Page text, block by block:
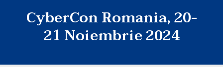
CyberCon Romania, 20-
21 Noiembrie 2024